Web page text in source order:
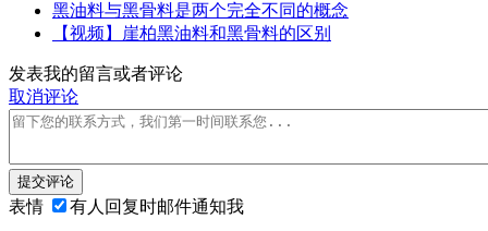
黑油料与黑骨料是两个完全不同的概念
【视频】崖柏黑油料和黑骨料的区别
发表我的留言或者评论
取消评论
提交评论
表情 有人回复时邮件通知我